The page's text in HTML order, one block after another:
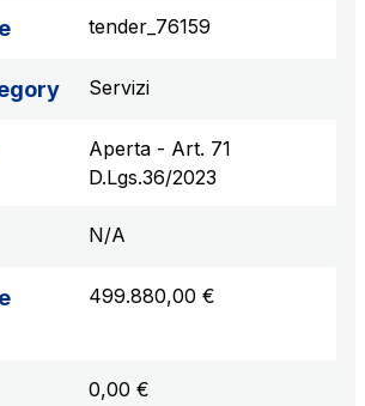
per il Traforo del Monte Bianco
in 2050
Valle d’Aosta S.p.A.
tender_76159
Servizi
Aperta - Art. 71
D.Lgs.36/2023
N/A
499.880,00 €
0,00 €